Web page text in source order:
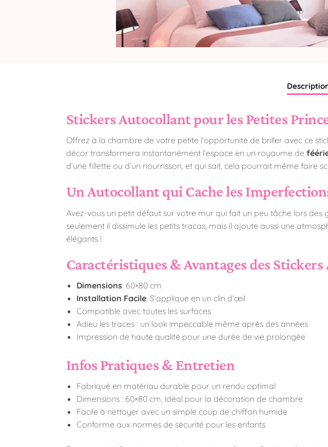
Stickers Autocollant pour les Petites
Offrez à la chambre de votre petite l’opportunité de briller avec ce
décor transformera instantanément l’espace en un royaume de
d’une fillette ou d’un nourrisson, et qui sait, cela pourrait même faire
Un Autocollant qui Cache les
Avez-vous un petit défaut sur votre mur qui fait un peu tâche lors des
seulement il dissimule les petits tracas, mais il ajoute aussi une
élégants !
Caractéristiques & Avantages des
Dimensions: 60×80 cm
Installation Facile: S’applique en un clin d’œil
Compatible avec toutes les surfaces
Adieu les traces : un look impeccable même après des années
Impression de haute qualité pour une durée de vie prolongée
Infos Pratiques & Entretien
Fabriqué en matériau durable pour un rendu optimal
Dimensions : 60×80 cm, idéal pour la décoration de chambre
Facile à nettoyer avec un simple coup de chiffon humide
Conforme aux normes de sécurité pour les enfants